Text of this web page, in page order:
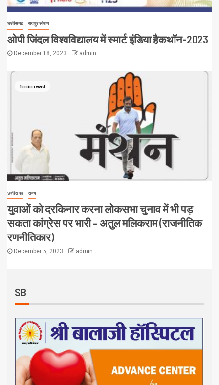
छत्तीसगढ़ रायपुर संभाग
ओपी जिंदल विश्वविद्यालय में स्मार्ट इंडिया हैकथॉन-2023
December 18, 2023 admin
1 min read
छत्तीसगढ़ राज्य
युवाओं को दरकिनार करना लोकसभा चुनाव में भी पड़
सकता कांग्रेस पर भारी – अतुल मलिकराम (राजनीतिक
रणनीतिकार)
December 5, 2023 admin
SB